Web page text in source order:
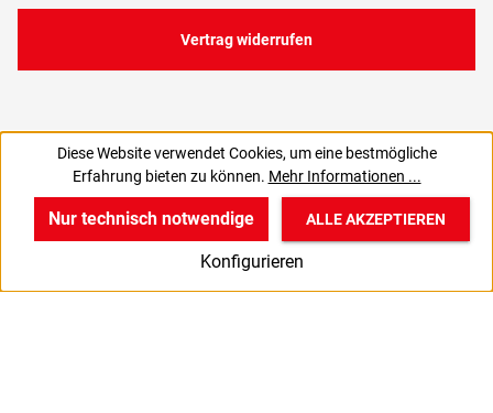
Vertrag widerrufen
Diese Website verwendet Cookies, um eine bestmögliche
Erfahrung bieten zu können. Mehr Informationen ...
Nur technisch notwendige
Konfigurieren
ALLE AKZEPTIEREN
v
Produkte
B